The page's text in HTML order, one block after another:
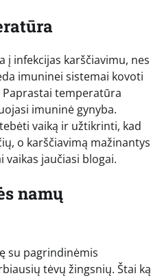
į infekcijas karščiavimu, nes
imuninei sistemai kovoti
temperatūra
imuninė gynyba.
vaiką ir užtikrinti, kad
o karščiavimą mažinantys
jaučiasi blogai.
namų
su pagrindinėmis
tėvų žingsnių. Štai ką